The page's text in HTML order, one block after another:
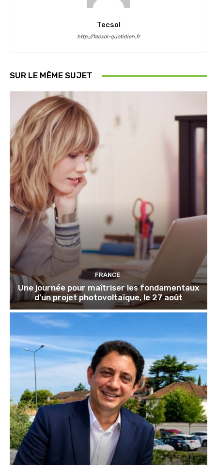
Tecsol
http://tecsol-quotidien.fr
SUR LE MÊME SUJET
FRANCE
Une journée pour maîtriser les fondamentaux
d’un projet photovoltaïque, le 27 août